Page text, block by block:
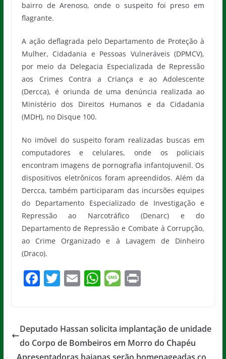
bairro de Arenoso, onde o suspeito foi preso em
flagrante.
A ação deflagrada pelo Departamento de Proteção à
Mulher, Cidadania e Pessoas Vulneráveis (DPMCV),
por meio da Delegacia Especializada de Repressão
aos Crimes Contra a Criança e ao Adolescente
(Dercca), é oriunda de uma denúncia realizada ao
Ministério dos Direitos Humanos e da Cidadania
(MDH), no Disque 100.
No imóvel do suspeito foram realizadas buscas em
computadores e celulares, onde os policiais
encontram imagens de pornografia infantojuvenil. Os
dispositivos eletrônicos foram apreendidos. Além da
Dercca, também participaram das incursões equipes
do Departamento Especializado de Investigação e
Repressão ao Narcotráfico (Denarc) e do
Departamento de Repressão e Combate à Corrupção,
ao Crime Organizado e à Lavagem de Dinheiro
(Draco).
F
e
b
T
er
E
l
W
s
A
M
a
g
Pr
Deputado Hassan solicita implantação de unidade
do Corpo de Bombeiros em Morro do Chapéu